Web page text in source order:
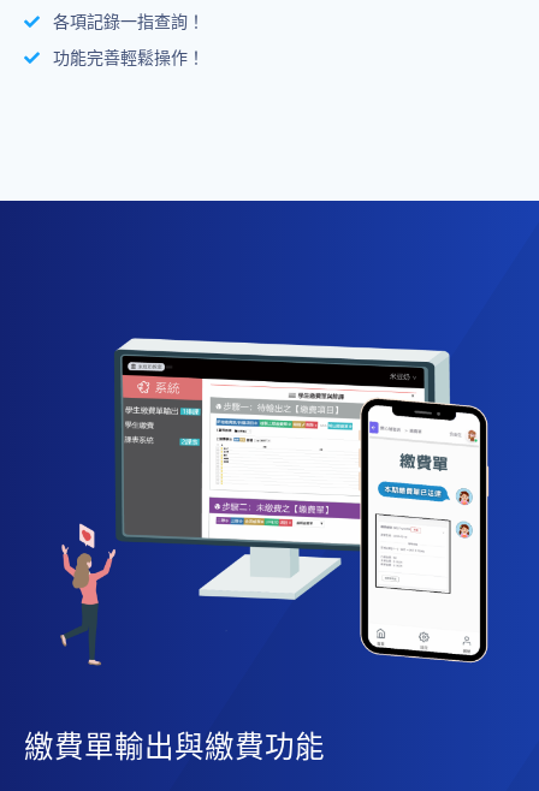
各項記錄一指查詢！
功能完善輕鬆操作！
繳費單輸出與繳費功能